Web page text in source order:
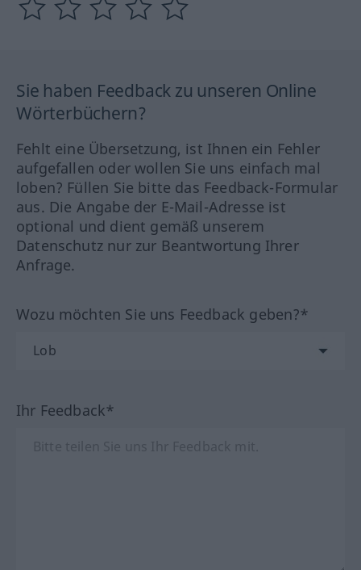
Sie haben Feedback zu unseren Online
Wörterbüchern?
Fehlt eine Übersetzung, ist Ihnen ein Fehler
aufgefallen oder wollen Sie uns einfach mal
loben? Füllen Sie bitte das Feedback-Formular
aus. Die Angabe der E-Mail-Adresse ist
optional und dient gemäß unserem
Datenschutz nur zur Beantwortung Ihrer
Anfrage.
Wozu möchten Sie uns Feedback geben?*
Ihr Feedback*